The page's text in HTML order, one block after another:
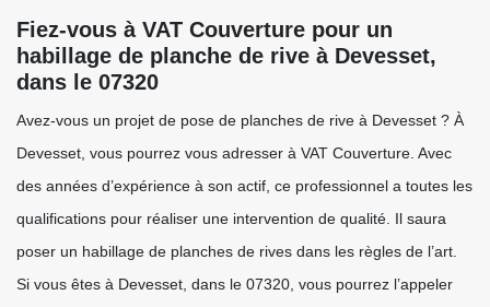
Fiez-vous à VAT Couverture pour un
habillage de planche de rive à Devesset,
dans le 07320
Avez-vous un projet de pose de planches de rive à Devesset ? À
Devesset, vous pourrez vous adresser à VAT Couverture. Avec
des années d’expérience à son actif, ce professionnel a toutes les
qualifications pour réaliser une intervention de qualité. Il saura
poser un habillage de planches de rives dans les règles de l’art.
Si vous êtes à Devesset, dans le 07320, vous pourrez l’appeler